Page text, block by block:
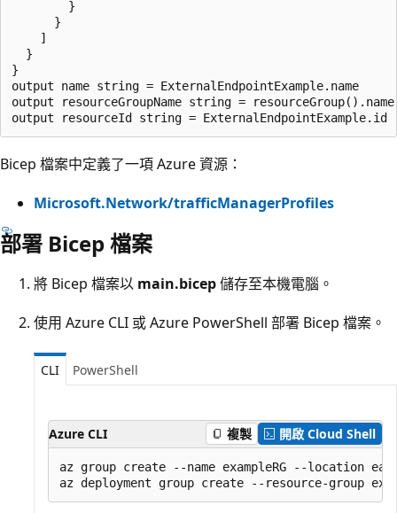
        }
      }
    ]
  }
}
output name string = ExternalEndpointExample.name
output resourceGroupName string = resourceGroup().name
Bicep 檔案中定義了一項 Azure 資源：
Microsoft.Network/trafficManagerProfiles
部署 Bicep 檔案
將 Bicep 檔案以 main.bicep儲存至本機電腦。
使用 Azure CLI 或 Azure PowerShell 部署 Bicep 檔案。
CLI PowerShell
Azure CLI 複製 開啟 Cloud Shell
az group create --name exampleRG --location